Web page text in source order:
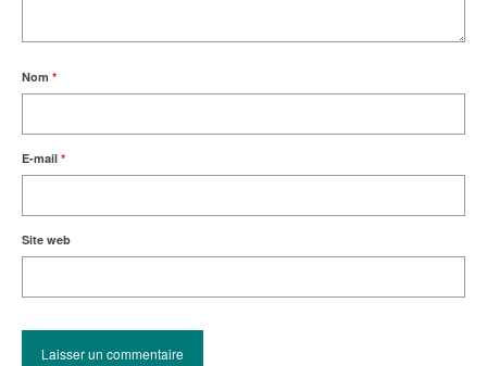
Nom *
E-mail *
Site web